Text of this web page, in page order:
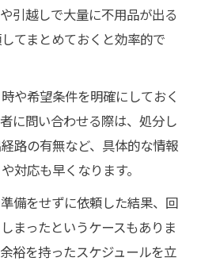
引越しで大量に不用品が出る
てまとめておくと効率的で
や希望条件を明確にしておく
に問い合わせる際は、処分し
路の有無など、具体的な情報
対応も早くなります。
備をせずに依頼した結果、回
まったというケースもありま
裕を持ったスケジュールを立